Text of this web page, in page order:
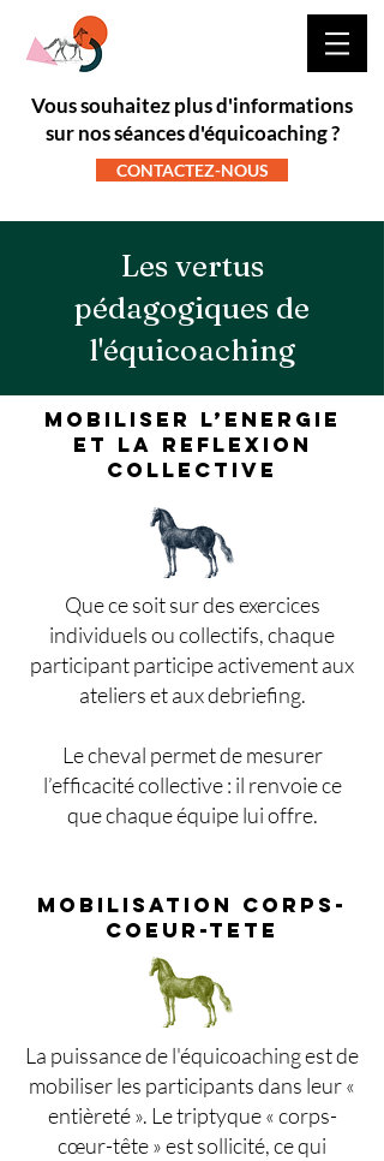
Vous souhaitez plus d'informations
sur nos séances d'équicoaching ?
CONTACTEZ-NOUS
Les vertus
pédagogiques de
l'équicoaching
MOBILISER L’ENERGIE
ET LA REFLEXION
COLLECTIVE
Que ce soit sur des exercices
individuels ou collectifs, chaque
participant participe activement aux
ateliers et aux debriefing.
Le cheval permet de mesurer
l’efficacité collective : il renvoie ce
que chaque équipe lui offre.
MOBILISATION CORPS-
COEUR-TETE
La puissance de l'équicoaching est de
mobiliser les participants dans leur «
entièreté ». Le triptyque « corps-
cœur-tête » est sollicité, ce qui